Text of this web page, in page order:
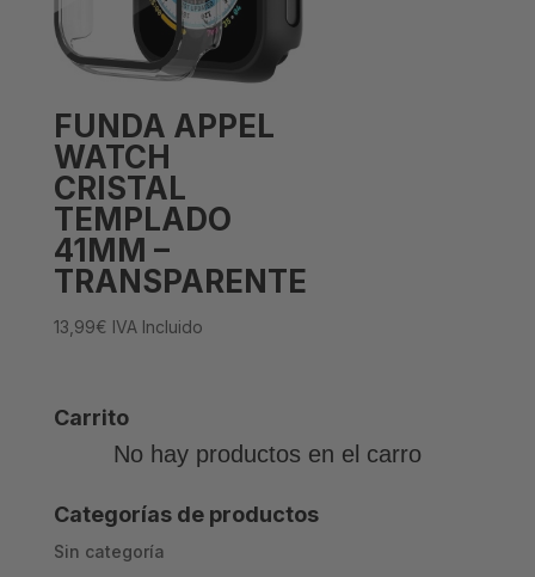
FUNDA APPEL
WATCH
CRISTAL
TEMPLADO
41MM –
TRANSPARENTE
13,99€ IVA Incluido
Carrito
No hay productos en el carro
Categorías de productos
Sin categoría